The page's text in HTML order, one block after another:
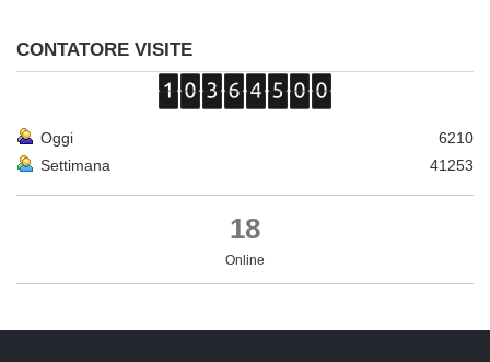
CONTATORE VISITE
Oggi
6210
Settimana
41253
18
Online